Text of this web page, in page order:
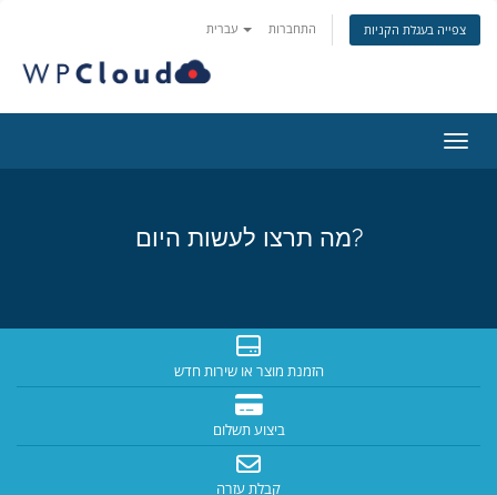
התחברות צפייה בעגלת הקניות
מה תרצו לעשות היום?
הזמנת מוצר או שירות חדש
ביצוע תשלום
קבלת עזרה